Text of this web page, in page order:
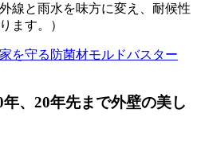
線と雨水を味方に変え、耐候性
ます。）
、20年先まで外壁の美し